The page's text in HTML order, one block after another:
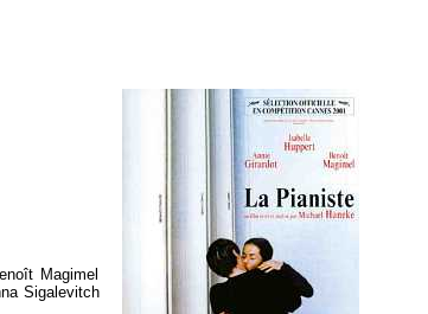
Magimel
Sigalevitch